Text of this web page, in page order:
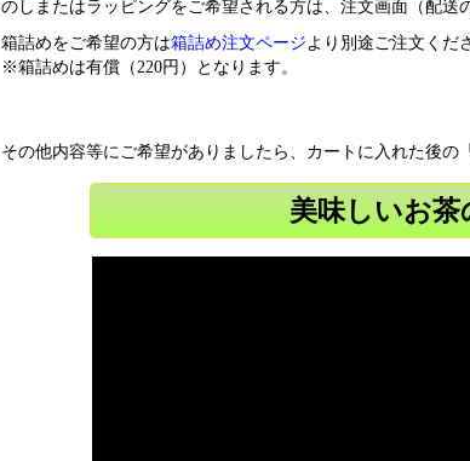
のしまたはラッピングをご希望される方は、注文画面（配送
箱詰めをご希望の方は箱詰め注文ページより別途ご注文くだ
※箱詰めは有償（220円）となります。
その他内容等にご希望がありましたら、カートに入れた後の
美味しいお茶